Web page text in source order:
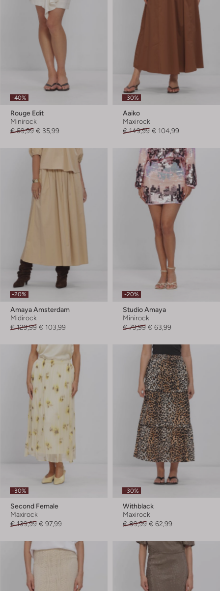
-40%
Rouge Edit
Minirock
€ 59,99 € 35,99
-30%
Aaiko
Maxirock
€ 149,99 € 104,99
-20%
Amaya Amsterdam
Midirock
€ 129,99 € 103,99
-20%
Studio Amaya
Minirock
€ 79,99 € 63,99
-30%
Second Female
Maxirock
€ 139,99 € 97,99
-30%
Withblack
Maxirock
€ 89,99 € 62,99